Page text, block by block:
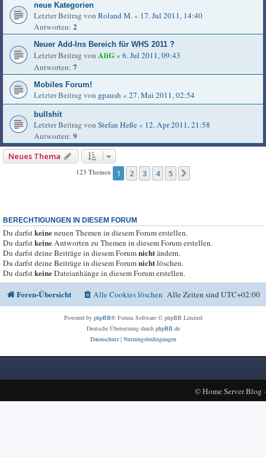
neue Kategorien
Letzter Beitrag von Roland M. « 17. Jul 2011, 14:40
Antworten: 2
Neuer Add-Ins Bereich für WHS 2011 ?
Letzter Beitrag von AliG « 6. Jul 2011, 09:43
Antworten: 7
Mobiles Forum!
Letzter Beitrag von gpaush « 27. Mai 2011, 02:54
bullshit
Letzter Beitrag von Stefan Heße « 12. Apr 2011, 21:58
Antworten: 9
Neues Thema
123 Themen 1 2 3 4 5
BERECHTIGUNGEN IN DIESEM FORUM
Du darfstkeineneuen Themen in diesem Forum erstellen.
Du darfstkeineAntworten zu Themen in diesem Forum erstellen.
Du darfst deine Beiträge in diesem Forumnichtändern.
Du darfst deine Beiträge in diesem Forumnichtlöschen.
Du darfstkeineDateianhänge in diesem Forum erstellen.
Foren-Übersicht Alle Zeiten sindUTC+02:00
Alle Cookies löschen
Powered by phpBB® Forum Software © phpBB Limited
Deutsche Übersetzung durch phpBB.de
Datenschutz| Nutzungsbedingungen
©Home Server Blog